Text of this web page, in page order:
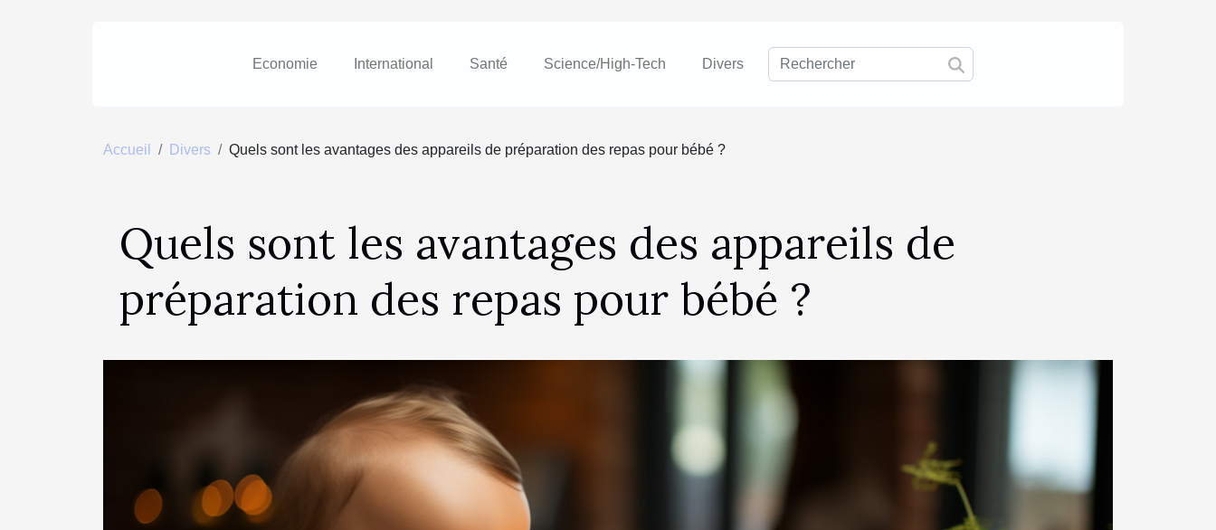
Economie International Santé Science/High-Tech Divers
Accueil Divers Quels sont les avantages des appareils de préparation des repas pour bébé ?
Quels sont les avantages des appareils de
préparation des repas pour bébé ?